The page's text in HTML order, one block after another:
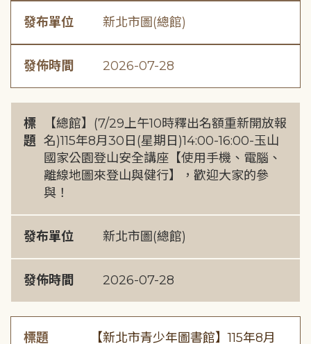
發布單位 新北市圖(總館)
發佈時間 2026-07-28
標
題
【總館】(7/29上午10時釋出名額重新開放報
名)115年8月30日(星期日)14:00-16:00-玉山
國家公園登山安全講座【使用手機、電腦、
離線地圖來登山與健行】，歡迎大家的參
與！
發布單位 新北市圖(總館)
發佈時間 2026-07-28
標題
【新北市青少年圖書館】115年8月